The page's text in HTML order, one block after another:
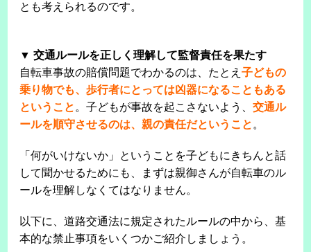
とも考えられるのです。
▼ 交通ルールを正しく理解して監督責任を果たす
自転車事故の賠償問題でわかるのは、たとえ子どもの
乗り物でも、歩行者にとっては凶器になることもある
ということ。子どもが事故を起こさないよう、交通ル
ールを順守させるのは、親の責任だということ。
「何がいけないか」ということを子どもにきちんと話
して聞かせるためにも、まずは親御さんが自転車のル
ールを理解しなくてはなりません。
以下に、道路交通法に規定されたルールの中から、基
本的な禁止事項をいくつかご紹介しましょう。